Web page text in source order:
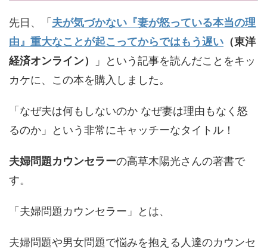
先日、「 夫が気づかない『妻が怒っている本当の理
由』重大なことが起こってからではもう遅い （東洋
経済オンライン）
」という記事を読んだことをキッ
カケに、この本を購入しました。
「なぜ夫は何もしないのか なぜ妻は理由もなく怒
るのか」という非常にキャッチーなタイトル！
夫婦問題カウンセラーの高草木陽光さんの著書で
す。
「夫婦問題カウンセラー」とは、
夫婦問題や男女問題で悩みを抱える人達のカウンセ